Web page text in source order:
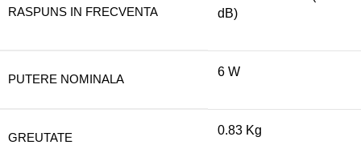
RASPUNS IN FRECVENTA
dB)
PUTERE NOMINALA
6 W
GREUTATE
0.83 Kg